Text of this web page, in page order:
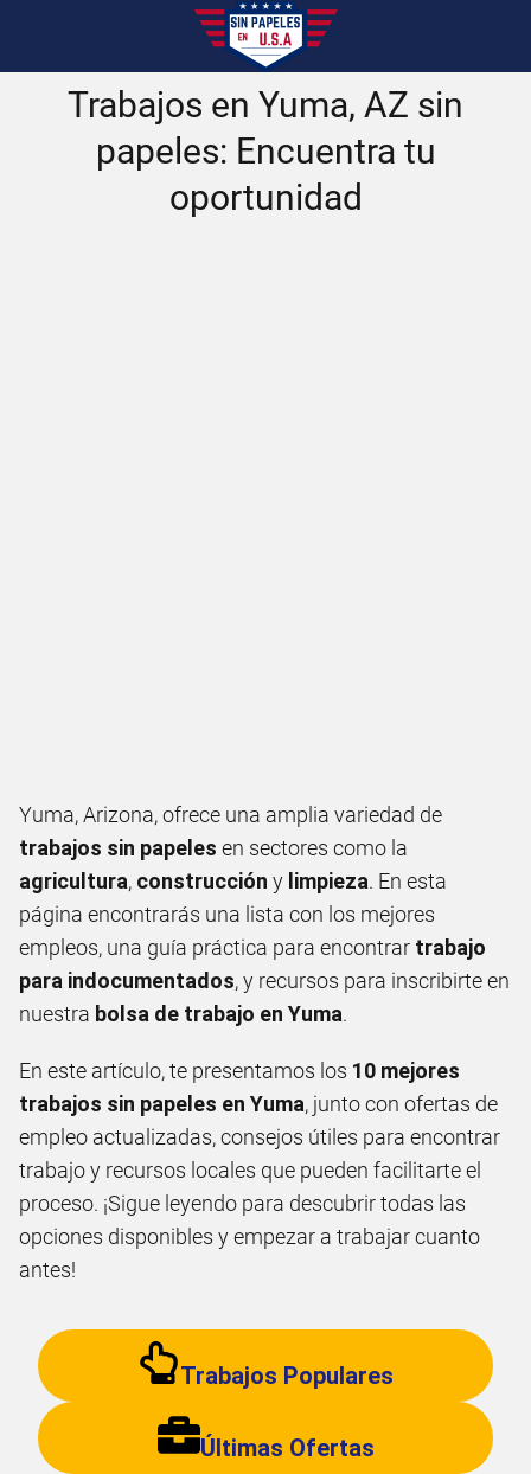
Trabajos en Yuma, AZ sin
papeles: Encuentra tu
oportunidad
Yuma, Arizona, ofrece una amplia variedad de
trabajos sin papeles en sectores como la
agricultura, construcción y limpieza. En esta
página encontrarás una lista con los mejores
empleos, una guía práctica para encontrar trabajo
para indocumentados, y recursos para inscribirte en
nuestra bolsa de trabajo en Yuma.
En este artículo, te presentamos los 10 mejores
trabajos sin papeles en Yuma, junto con ofertas de
empleo actualizadas, consejos útiles para encontrar
trabajo y recursos locales que pueden facilitarte el
proceso. ¡Sigue leyendo para descubrir todas las
opciones disponibles y empezar a trabajar cuanto
antes!
Trabajos Populares
Últimas Ofertas